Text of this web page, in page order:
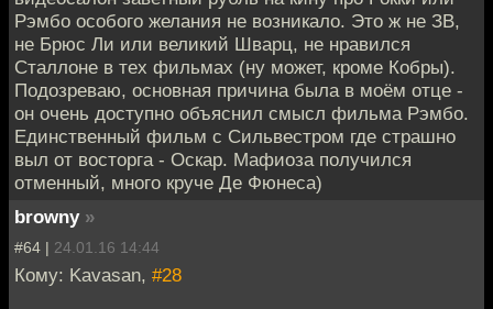
Рэмбо особого желания не возникало. Это ж не ЗВ,
не Брюс Ли или великий Шварц, не нравился
Сталлоне в тех фильмах (ну может, кроме Кобры).
Подозреваю, основная причина была в моём отце -
он очень доступно объяснил смысл фильма Рэмбо.
Единственный фильм с Сильвестром где страшно
выл от восторга - Оскар. Мафиоза получился
отменный, много круче Де Фюнеса)
browny »
#64 | 24.01.16 14:44
Кому: Kavasan, #28